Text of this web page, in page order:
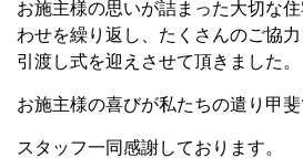
お施主様の思いが詰まった大切な
わせを繰り返し、たくさんのご協
引渡し式を迎えさせて頂きました。
お施主様の喜びが私たちの遣り甲斐
スタッフ一同感謝しております。